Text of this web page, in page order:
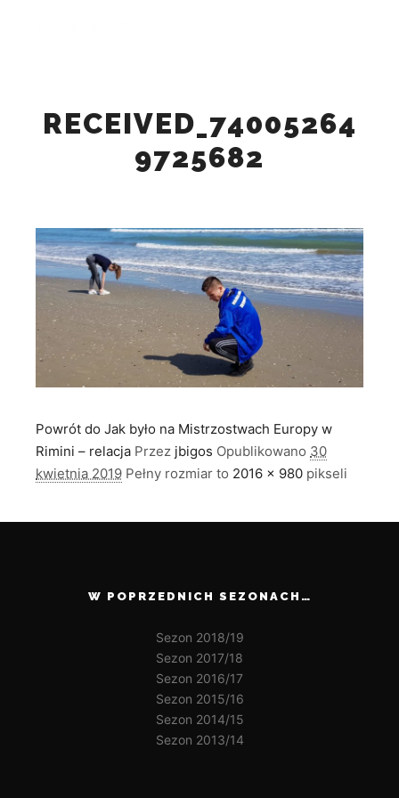
RECEIVED_74005264
9725682
Powrót do Jak było na Mistrzostwach Europy w
Rimini – relacja Przez jbigos Opublikowano 30
kwietnia 2019 Pełny rozmiar to 2016 × 980 pikseli
W POPRZEDNICH SEZONACH…
Sezon 2018/19
Sezon 2017/18
Sezon 2016/17
Sezon 2015/16
Sezon 2014/15
Sezon 2013/14